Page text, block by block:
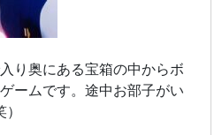
り奥にある宝箱の中からボ
ームです。途中お部子がい